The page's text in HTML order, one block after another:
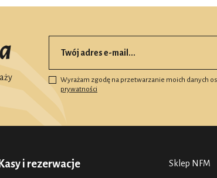
Wyrażam zgodę na przetwarzanie moich danych
prywatności
Kasy i rezerwacje Sklep NFM